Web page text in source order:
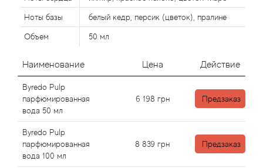
Ноты базы белый кедр, персик (цветок), пралине
Объем 50 мл
Наименование Цена Действие
Byredo Pulp
парфюмированная
вода 50 мл
6 198 грн Предзаказ
Byredo Pulp
парфюмированная
вода 100 мл
8 839 грн Предзаказ
Agonist
Aigner
Aj Arabia (Widian)
Ajmal
Al Haramain
Al Jazeera